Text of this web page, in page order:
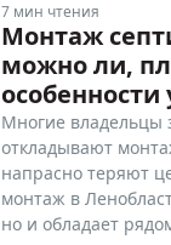
7 мин чтения
Монтаж
можно ли,
особенности
Многие владельцы
откладывают
напрасно теряют
монтаж в
но и обладает